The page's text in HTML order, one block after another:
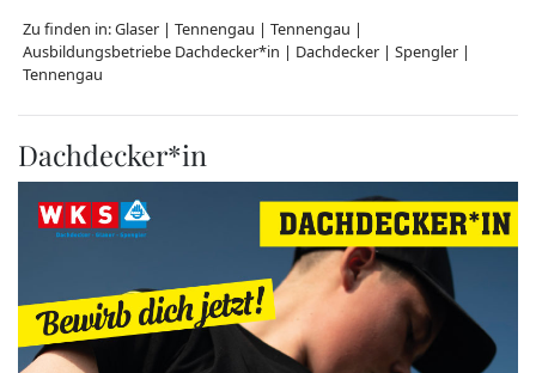
Zu finden in:Glaser | Tennengau | Tennengau |
Ausbildungsbetriebe Dachdecker*in | Dachdecker | Spengler |
Tennengau
Dachdecker*in